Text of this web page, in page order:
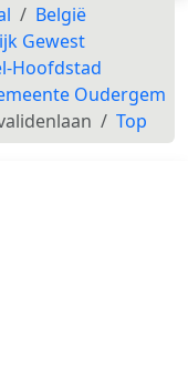
België
Gewest
Hoofdstad
Oudergem
Top